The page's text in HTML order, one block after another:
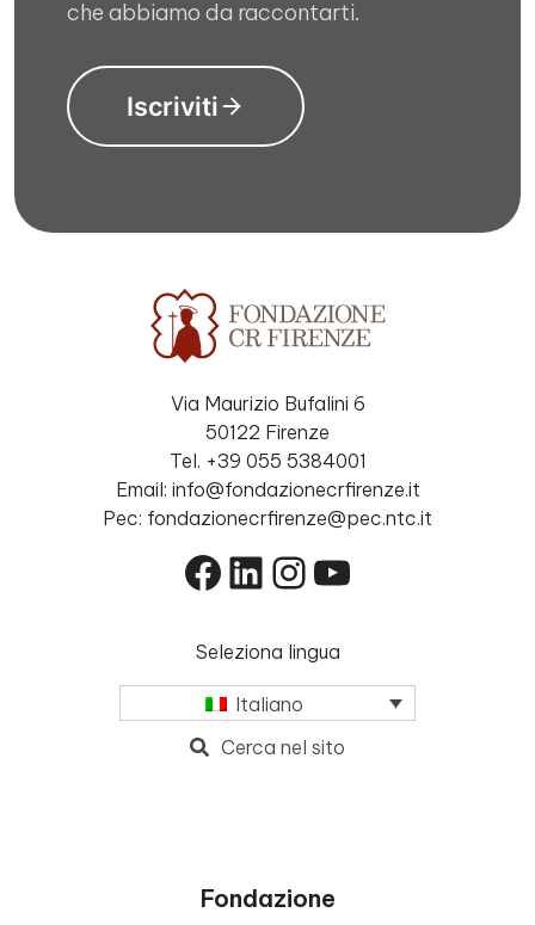
che abbiamo da raccontarti.
Iscriviti
Via Maurizio Bufalini 6
50122 Firenze
Tel. +39 055 5384001
Email: info@fondazionecrfirenze.it
Pec: fondazionecrfirenze@pec.ntc.it
Facebook
LinkedIn
Instagram
YouTube
Seleziona lingua
Italiano
Cerca nel sito
Fondazione